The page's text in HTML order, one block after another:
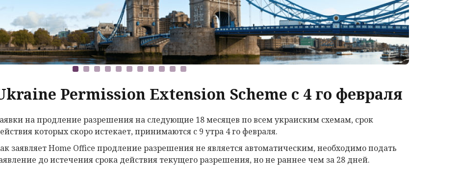
Permission Extension Scheme с 4 го февраля
на продление разрешения на следующие 18 месяцев по всем украиским схемам, срок
которыx скоро истекает, принимаются с 9 утра 4 го февраля.
заявляет Home Office продление разрешения не является автоматическим, необходимо подать
до истечения срока действия текущего разрешения, но не раннее чем за 28 дней.